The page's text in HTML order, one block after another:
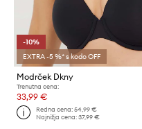
-10%
EXTRA -5 %* s kodo OFF
Modrček Dkny
Trenutna cena:
33,99 €
Redna cena:54,99 €
Najnižja cena:37,99 €